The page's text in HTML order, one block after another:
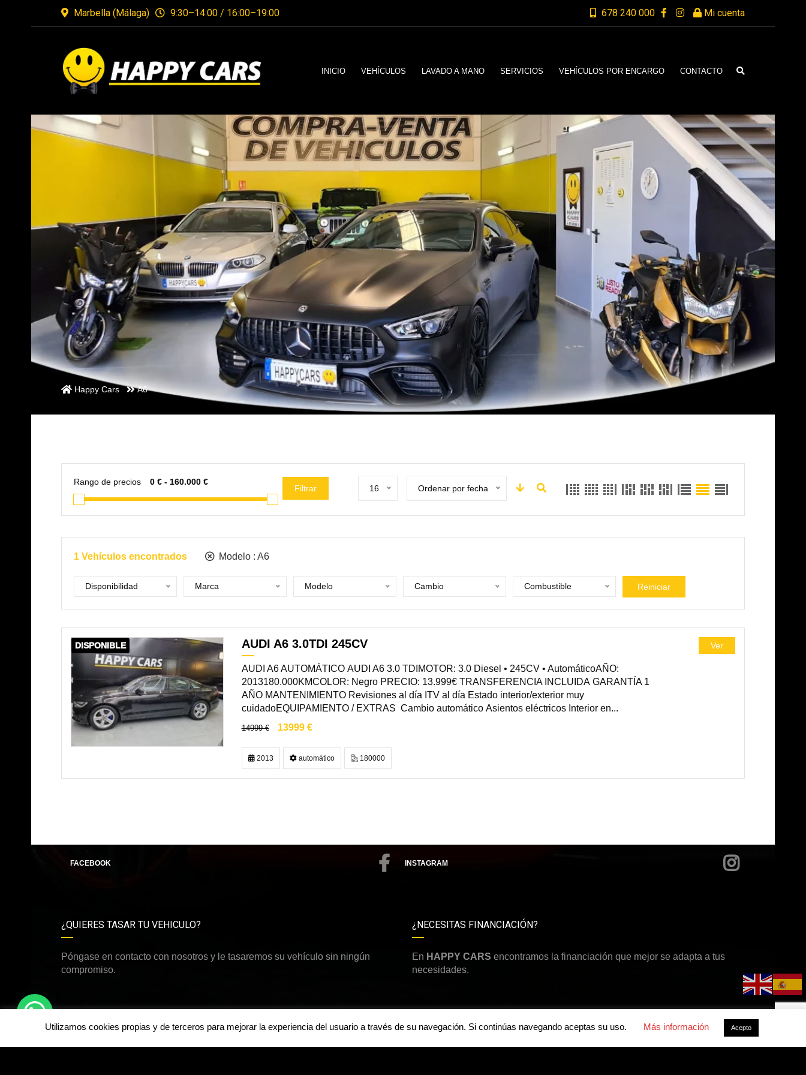
Marbella (Málaga) 9:30–14:00 / 16:00–19:00 678 240 000 Mi cuenta
INICIO VEHÍCULOS LAVADO A MANO SERVICIOS VEHÍCULOS POR ENCARGO CONTACTO
Happy Cars A6
Rango de precios
Filtrar 16 Ordenar por fecha
1 Vehículos encontrados Modelo : A6
Disponibilidad Marca Modelo Cambio Combustible Reiniciar
DISPONIBLE AUDI A6 3.0TDI 245CV
AUDI A6 AUTOMÁTICO AUDI A6 3.0 TDIMOTOR: 3.0 Diesel • 245CV • AutomáticoAÑO:
2013180.000KMCOLOR: Negro PRECIO: 13.999€ TRANSFERENCIA INCLUIDA GARANTÍA 1
AÑO MANTENIMIENTO Revisiones al día ITV al día Estado interior/exterior muy
cuidadoEQUIPAMIENTO / EXTRAS Cambio automático Asientos eléctricos Interior en...
14999 € 13999 €
Ver
2013 automático 180000
FACEBOOK INSTAGRAM
¿QUIERES TASAR TU VEHICULO?
Póngase en contacto con nosotros y le tasaremos su vehículo sin ningún
compromiso.
¿NECESITAS FINANCIACIÓN?
En HAPPY CARS encontramos la financiación que mejor se adapta a tus
necesidades.
Utilizamos cookies propias y de terceros para mejorar la experiencia del usuario a través de su navegación. Si continúas navegando aceptas su uso. Más información Acepto